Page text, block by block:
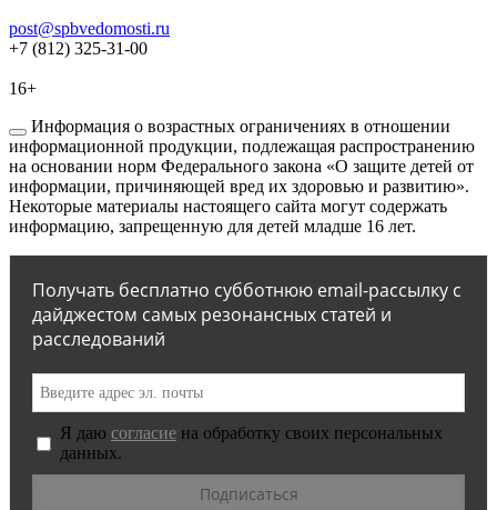
post@spbvedomosti.ru
+7 (812) 325-31-00
16+
Информация о возрастных ограничениях в отношении
информационной продукции, подлежащая распространению
на основании норм Федерального закона «О защите детей от
информации, причиняющей вред их здоровью и развитию».
Некоторые материалы настоящего сайта могут содержать
информацию, запрещенную для детей младше 16 лет.
Получать бесплатно субботнюю email-рассылку с
дайджестом самых резонансных статей и
расследований
Я даю согласие на обработку своих персональных
данных.